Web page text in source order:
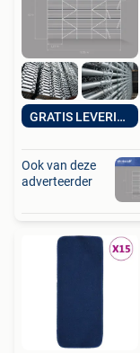
GRATIS LEVERING
Ook van deze
adverteerder